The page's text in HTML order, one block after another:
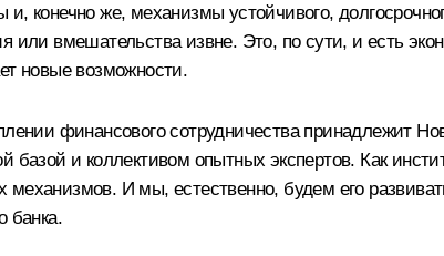
конечно же, механизмы устойчивого,
или вмешательства извне. Это, по сути, и есть
новые возможности.
финансового сотрудничества принадлежит
базой и коллективом опытных экспертов. Как
И мы, естественно, будем его
банка.